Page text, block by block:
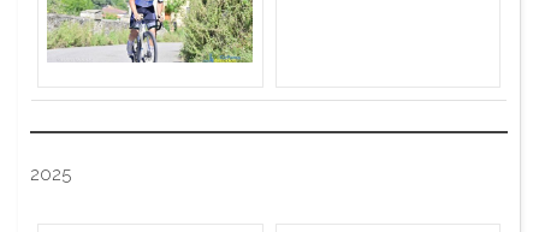
2025